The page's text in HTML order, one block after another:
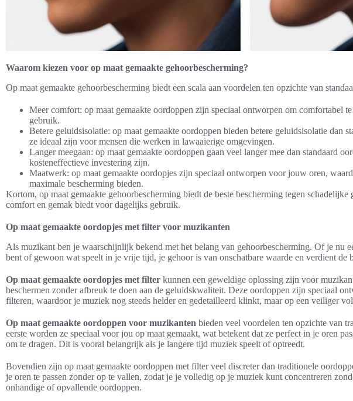
Waarom kiezen voor op maat gemaakte gehoorbescherming?
Op maat gemaakte gehoorbescherming biedt een scala aan voordelen ten opzichte van
Meer comfort: op maat gemaakte oordoppen zijn speciaal ontworpen om comfortabel
gebruik.
Betere geluidsisolatie: op maat gemaakte oordoppen bieden betere geluidsisolatie dan
ze ideaal zijn voor mensen die werken in lawaaierige omgevingen.
Langer meegaan: op maat gemaakte oordoppen gaan veel langer mee dan standaard
kosteneffectieve investering zijn.
Maatwerk: op maat gemaakte oordopjes zijn speciaal ontworpen voor jouw oren,
maximale bescherming bieden.
Kortom, op maat gemaakte gehoorbescherming biedt de beste bescherming tegen
comfort en gemak biedt voor dagelijks gebruik.
Op maat gemaakte oordopjes met filter voor muzikanten
Als muzikant ben je waarschijnlijk bekend met het belang van gehoorbescherming. Of je nu
bent of gewoon wat speelt in je vrije tijd, je gehoor is van onschatbare waarde en verdient de
Op maat gemaakte oordopjes met filter kunnen een geweldige oplossing zijn voor
beschermen zonder afbreuk te doen aan de geluidskwaliteit. Deze oordoppen zijn speciaal
filteren, waardoor je muziek nog steeds helder en gedetailleerd klinkt, maar op een veiliger
Op maat gemaakte oordoppen voor muzikanten bieden veel voordelen ten opzichte van
eerste worden ze speciaal voor jou op maat gemaakt, wat betekent dat ze perfect in je oren
om te dragen. Dit is vooral belangrijk als je langere tijd muziek speelt of optreedt.
Bovendien zijn op maat gemaakte oordoppen met filter veel discreter dan traditionele
je oren te passen zonder op te vallen, zodat je je volledig op je muziek kunt concentreren
onhandige of opvallende oordoppen.